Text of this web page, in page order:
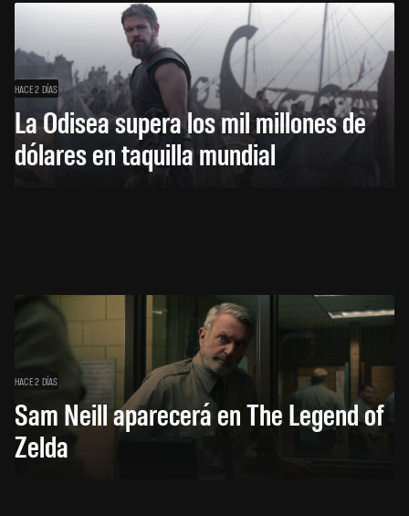
HACE 2 DÍAS
La Odisea supera los mil millones de
dólares en taquilla mundial
HACE 2 DÍAS
Sam Neill aparecerá en The Legend of
Zelda